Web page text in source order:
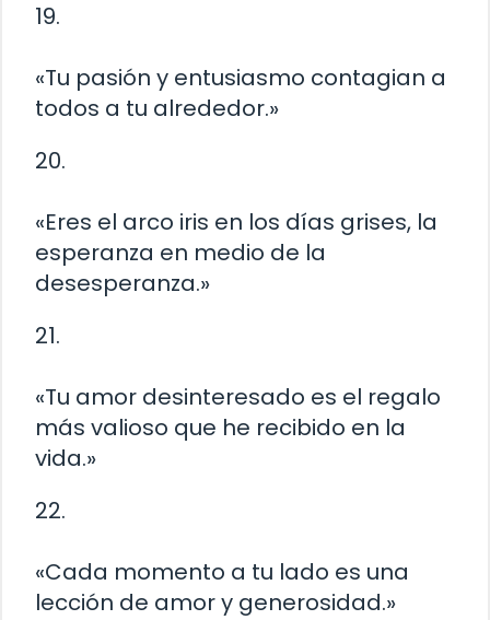
19.
«Tu pasión y entusiasmo contagian a
todos a tu alrededor.»
20.
«Eres el arco iris en los días grises, la
esperanza en medio de la
desesperanza.»
21.
«Tu amor desinteresado es el regalo
más valioso que he recibido en la
vida.»
22.
«Cada momento a tu lado es una
lección de amor y generosidad.»